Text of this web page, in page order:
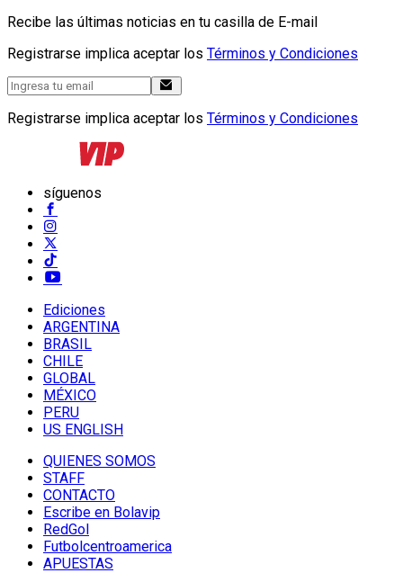
Recibe las últimas noticias en tu casilla de E-mail
Registrarse implica aceptar los Términos y Condiciones
Registrarse implica aceptar los Términos y Condiciones
síguenos
Ediciones
ARGENTINA
BRASIL
CHILE
GLOBAL
MÉXICO
PERU
US ENGLISH
QUIENES SOMOS
STAFF
CONTACTO
Escribe en Bolavip
RedGol
Futbolcentroamerica
APUESTAS